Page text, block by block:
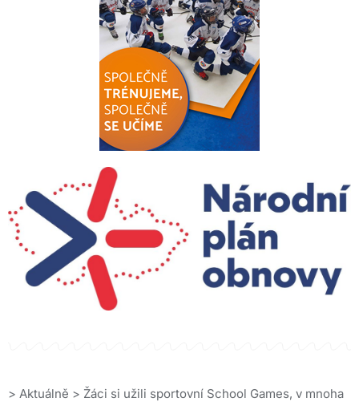
> Aktuálně > Žáci si užili sportovní School Games, v mnoha